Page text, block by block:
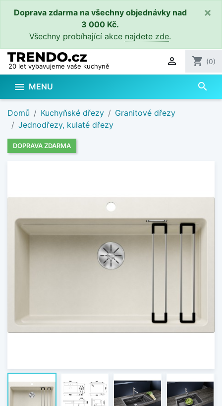
Doprava zdarma na všechny objednávky nad
3 000 Kč.
Všechny probíhající akce najdete zde.
×
20 let vybavujeme vaše kuchyně  shopping_cart (0)
 MENU search
Domů Kuchyňské dřezy
Granitové dřezy
Jednodřezy, kulaté dřezy
DOPRAVA ZDARMA